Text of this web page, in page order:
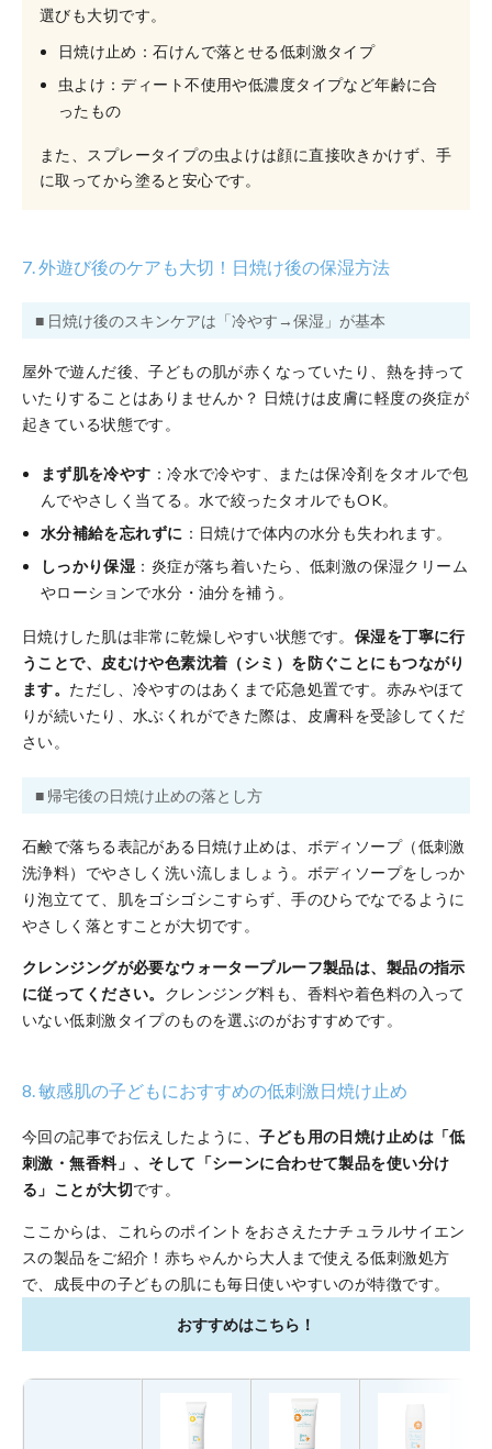
選びも大切です。
日焼け止め：石けんで落とせる低刺激タイプ
虫よけ：ディート不使用や低濃度タイプなど年齢に合
ったもの
また、スプレータイプの虫よけは顔に直接吹きかけず、手
に取ってから塗ると安心です。
7. 外遊び後のケアも大切！日焼け後の保湿方法
■ 日焼け後のスキンケアは「冷やす→保湿」が基本
屋外で遊んだ後、子どもの肌が赤くなっていたり、熱を持って
いたりすることはありませんか？ 日焼けは皮膚に軽度の炎症が
起きている状態です。
まず肌を冷やす ：冷水で冷やす、または保冷剤をタオルで包
んでやさしく当てる。水で絞ったタオルでもOK。
水分補給を忘れずに ：日焼けで体内の水分も失われます。
しっかり保湿 ：炎症が落ち着いたら、低刺激の保湿クリーム
やローションで水分・油分を補う。
日焼けした肌は非常に乾燥しやすい状態です。 保湿を丁寧に行
うことで、皮むけや色素沈着（シミ）を防ぐことにもつながり
ます。 ただし、冷やすのはあくまで応急処置です。赤みやほて
りが続いたり、水ぶくれができた際は、皮膚科を受診してくだ
さい。
■ 帰宅後の日焼け止めの落とし方
石鹸で落ちる表記がある日焼け止めは、ボディソープ（低刺激
洗浄料）でやさしく洗い流しましょう。ボディソープをしっか
り泡立てて、肌をゴシゴシこすらず、手のひらでなでるように
やさしく落とすことが大切です。
クレンジングが必要なウォータープルーフ製品は、製品の指示
に従ってください。 クレンジング料も、香料や着色料の入って
いない低刺激タイプのものを選ぶのがおすすめです。
8. 敏感肌の子どもにおすすめの低刺激日焼け止め
今回の記事でお伝えしたように、子ども用の日焼け止めは「低
刺激・無香料」、そして「シーンに合わせて製品を使い分け
る」ことが大切です。
ここからは、これらのポイントをおさえたナチュラルサイエン
スの製品をご紹介！赤ちゃんから大人まで使える低刺激処方
で、成長中の子どもの肌にも毎日使いやすいのが特徴です。
おすすめはこちら！